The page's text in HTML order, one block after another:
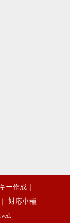
ー作成
対応車種